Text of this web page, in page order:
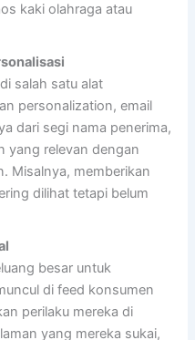
kaki olahraga atau
salah satu alat
personalization, email
dari segi nama penerima,
yang relevan dengan
Misalnya, memberikan
dilihat tetapi belum
besar untuk
di feed konsumen
perilaku mereka di
yang mereka sukai,